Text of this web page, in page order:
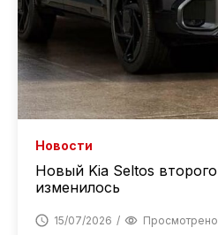
Новости
Новый Kia Seltos
изменилось
15/07/2026 Просмотрено